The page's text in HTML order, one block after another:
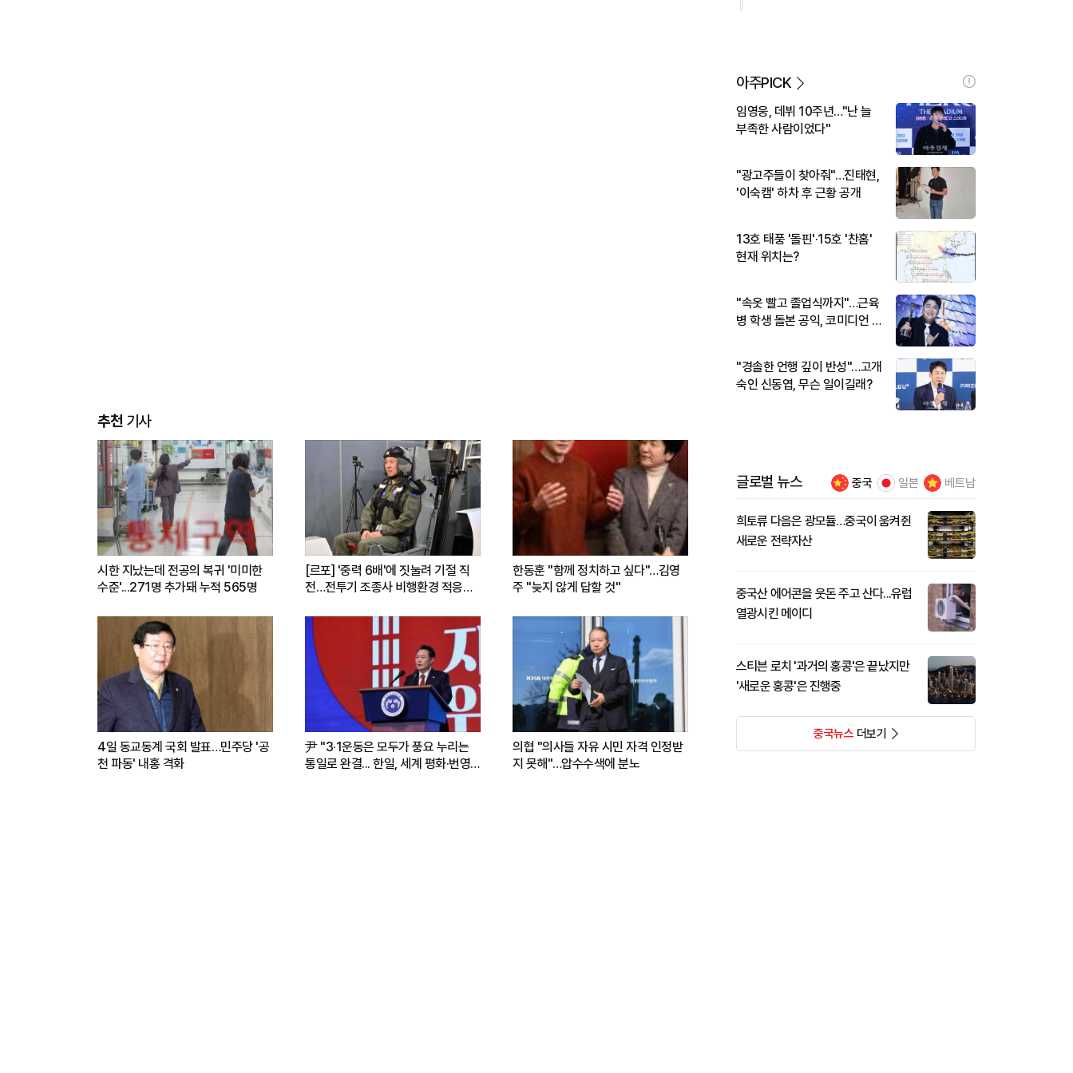
추천기사
시한 지났는데 전공의 복귀 '미미한
수준'...271명 추가돼 누적 565명
[르포] '중력 6배'에 짓눌려 기절 직
전…전투기 조종사 비행환경 적응훈
한동훈 "함께 정치하고 싶다"…김영
주 "늦지 않게 답할 것"
4일 동교동계 국회 발표…민주당 '공
천 파동' 내홍 격화
尹 "3·1운동은 모두가 풍요 누리는
통일로 완결... 한일, 세계 평화·번영
의협 "의사들 자유 시민 자격 인정받
지 못해"…압수수색에 분노
아주PICK
임영웅, 데뷔 10주년…"난 늘
부족한 사람이었다"
"광고주들이 찾아줘"…진태현,
'이숙캠' 하차 후 근황 공개
13호 태풍 '돌핀'·15호 '찬홈'
현재 위치는?
"속옷 빨고 졸업식까지"…근육
병 학생 돌본 공익, 코미디언 김
"경솔한 언행 깊이 반성"…고개
숙인 신동엽, 무슨 일이길래?
글로벌 뉴스 중국 일본 베트남
희토류 다음은 광모듈…중국이 움켜쥔
새로운 전략자산
중국산 에어콘을 웃돈 주고 산다...유럽
열광시킨 메이디
스티븐 로치 '과거의 홍콩'은 끝났지만
'새로운 홍콩'은 진행중
중국뉴스더보기